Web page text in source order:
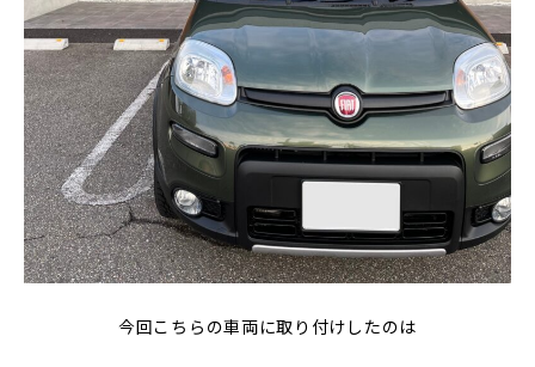
今回こちらの車両に取り付けしたのは